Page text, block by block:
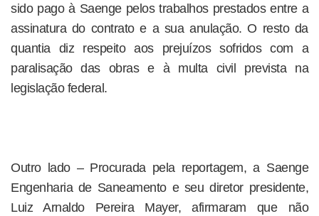
sido pago à Saenge pelos trabalhos prestados entre a
assinatura do contrato e a sua anulação. O resto da
quantia diz respeito aos prejuízos sofridos com a
paralisação das obras e à multa civil prevista na
legislação federal.
Outro lado – Procurada pela reportagem, a Saenge
Engenharia de Saneamento e seu diretor presidente,
Luiz Arnaldo Pereira Mayer, afirmaram que não